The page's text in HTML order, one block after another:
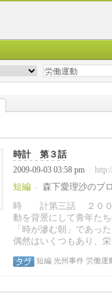
時計 第３話
2009-09-03 03:58 pm
短編 -
森下愛理沙のブ
時 計第三話 ２００８
動を背景にして青年た
「時が滲む朝」であ
偶然はいくつもあり、
短編 光州事件 労働運